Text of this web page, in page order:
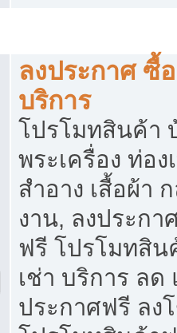
ลงประกาศ ซื้
บริการ
โปรโมทสินค้า
พระเครื่อง ท่อง
สำอาง เสื้อผ้า
งาน, ลงประก
ฟรี โปรโมทสิ
เช่า บริการ ลด
ประกาศฟรี ล